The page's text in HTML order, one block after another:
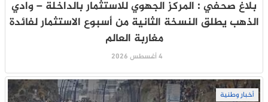
بلاغ صحفي : المركز الجهوي للاستثمار بالداخلة – وادي
الذهب يطلق النسخة الثانية من أسبوع الاستثمار لفائدة
مغاربة العالم
4 أغسطس 2026
أخبار وطنية